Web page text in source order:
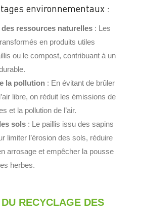
environnementaux :
ressources naturelles : Les
en produits utiles
ou le compost, contribuant à un
la pollution : En évitant de brûler
libre, on réduit les émissions de
et la pollution de l’air.
sols : Le paillis issu des sapins
limiter l’érosion des sols, réduire
arrosage et empêcher la pousse
herbes.
RECYCLAGE DES